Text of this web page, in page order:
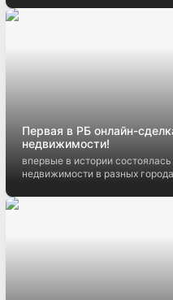
Первая в РБ онлайн-
недвижимости!
впервые в истории
недвижимости в разных